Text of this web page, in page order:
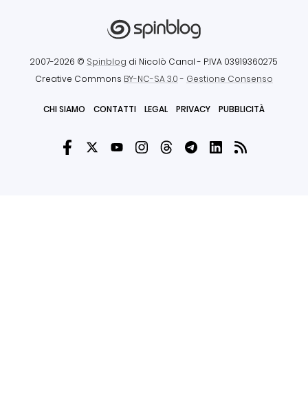
2007-2026 © Spinblog di Nicolò Canal - P.IVA 03919360275
Creative Commons BY-NC-SA 3.0- Gestione Consenso
CHI SIAMO CONTATTI LEGAL PRIVACY PUBBLICITÀ